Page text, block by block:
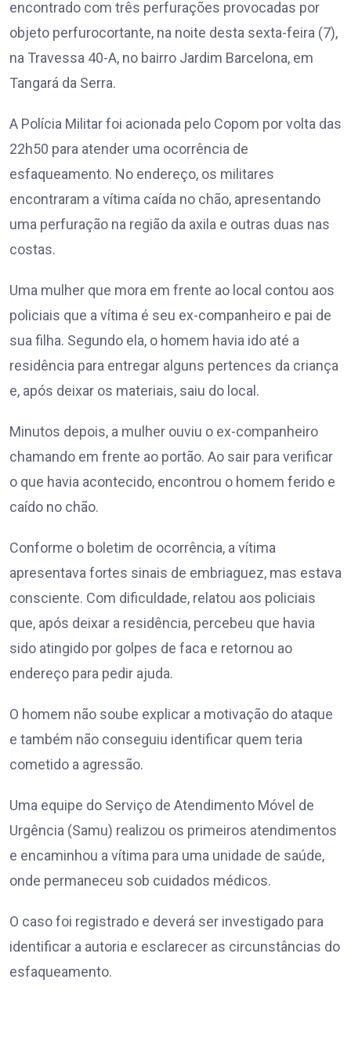
encontrado com três perfurações provocadas por
objeto perfurocortante, na noite desta sexta-feira (7),
na Travessa 40-A, no bairro Jardim Barcelona, em
Tangará da Serra.
A Polícia Militar foi acionada pelo Copom por volta das
22h50 para atender uma ocorrência de
esfaqueamento. No endereço, os militares
encontraram a vítima caída no chão, apresentando
uma perfuração na região da axila e outras duas nas
costas.
Uma mulher que mora em frente ao local contou aos
policiais que a vítima é seu ex-companheiro e pai de
sua filha. Segundo ela, o homem havia ido até a
residência para entregar alguns pertences da criança
e, após deixar os materiais, saiu do local.
Minutos depois, a mulher ouviu o ex-companheiro
chamando em frente ao portão. Ao sair para verificar
o que havia acontecido, encontrou o homem ferido e
caído no chão.
Conforme o boletim de ocorrência, a vítima
apresentava fortes sinais de embriaguez, mas estava
consciente. Com dificuldade, relatou aos policiais
que, após deixar a residência, percebeu que havia
sido atingido por golpes de faca e retornou ao
endereço para pedir ajuda.
O homem não soube explicar a motivação do ataque
e também não conseguiu identificar quem teria
cometido a agressão.
Uma equipe do Serviço de Atendimento Móvel de
Urgência (Samu) realizou os primeiros atendimentos
e encaminhou a vítima para uma unidade de saúde,
onde permaneceu sob cuidados médicos.
O caso foi registrado e deverá ser investigado para
identificar a autoria e esclarecer as circunstâncias do
esfaqueamento.